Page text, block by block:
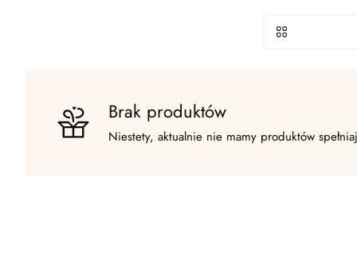
Brak produktów
Niestety, aktualnie nie mamy produktów